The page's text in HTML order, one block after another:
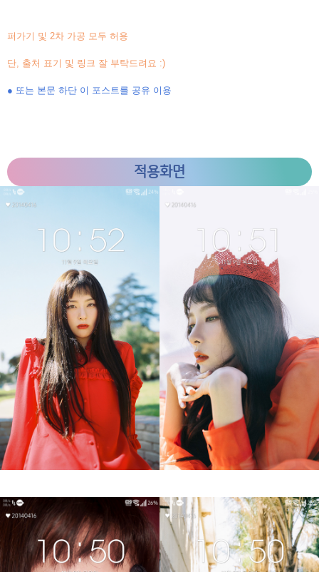
퍼가기 및 2차 가공 모두 허용
단, 출처 표기 및 링크 잘 부탁드려요 :)
● 또는 본문 하단 이 포스트를 공유 이용
적용화면